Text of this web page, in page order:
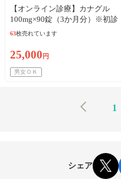
【オンライン診療】カナグル
100mg×90錠（3か月分）※初診
料・送料込
63枚売れています
25,000 円
男女ＯＫ
1
シェア